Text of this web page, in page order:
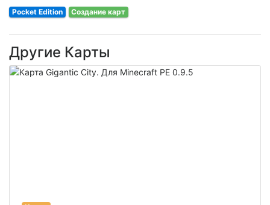
Pocket Edition Создание карт
Другие Карты